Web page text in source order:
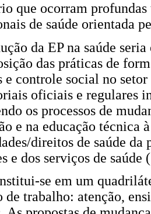
que ocorram
de saúde orientada
da EP na saúde
das práticas de
controle social no setor
oficiais e regulares
os processos de
e na educação técnica
direitos de saúde
e dos serviços de saúde
se em um
de trabalho: atenção,